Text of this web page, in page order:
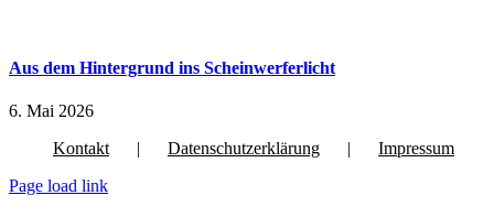
Aus dem Hintergrund ins Scheinwerferlicht
6. Mai 2026
Kontakt
Datenschutzerklärung
Impressum
Page load link